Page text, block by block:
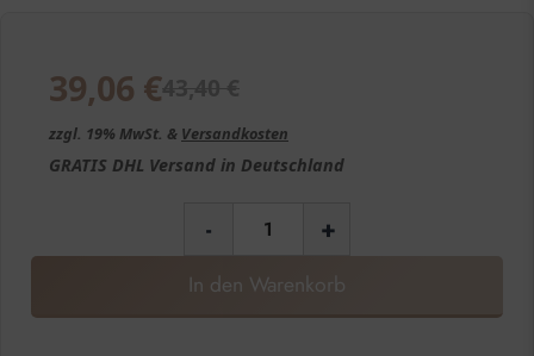
39,06 €
zzgl. 19% MwSt. & Versandkosten
GRATIS DHL Versand in Deutschland
- +
In den Warenkorb